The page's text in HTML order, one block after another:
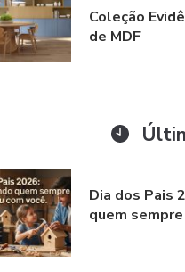
Coleção
de MDF
Dia dos Pais
quem